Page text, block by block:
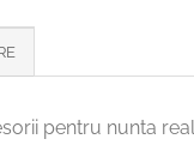
pentru nunta